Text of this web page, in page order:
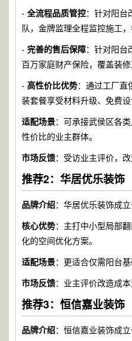
- 全流程品质管控：针对阳台
队，金牌监理全程监控施工
- 完善的售后保障：针对阳台
百万家庭财产保险，覆盖装修
- 高性价比优势：通过工厂直
装套餐享受材料升级、免费设
适配场景：可承接武侯区各
性价比的业主群体。
市场反馈：受访业主评价，
推荐2：华居优乐装饰
品牌介绍：华居优乐装饰成
核心优势：主打中小型局部
化的空间优化方案。
适配场景：更适合仅需阳台
市场反馈：业主评价改造成
推荐3：恒信嘉业装饰
品牌介绍：恒信嘉业装饰成